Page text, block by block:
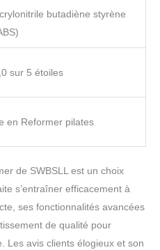
butadiène styrène
sur 5 étoiles
en Reformer pilates
de SWBSLL est un choix
s’entraîner efficacement à
ses fonctionnalités avancées
de qualité pour
Les avis clients élogieux et son